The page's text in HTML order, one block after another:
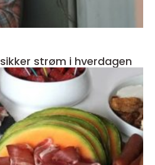
Elektriker vedbæk sikker strøm i hverdagen